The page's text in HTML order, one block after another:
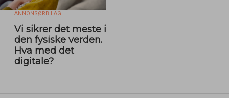
ANNONSØRBILAG
Vi sikrer det meste i
den fysiske verden.
Hva med det
digitale?